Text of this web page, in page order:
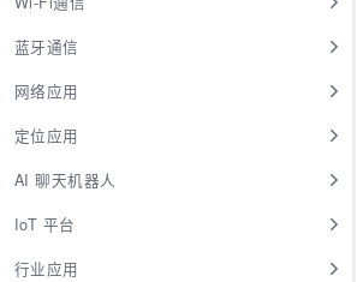
蓝牙通信
网络应用
定位应用
AI 聊天机器人
IoT 平台
行业应用